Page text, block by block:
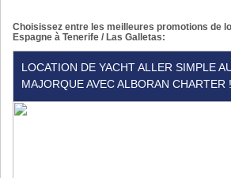
Choisissez entre les meilleures promotions de
Espagne à Tenerife / Las Galletas:
de
yacht
aller
LOCATION DE YACHT ALLER SIMPLE
MAJORQUE AVEC ALBORAN CHARTER !